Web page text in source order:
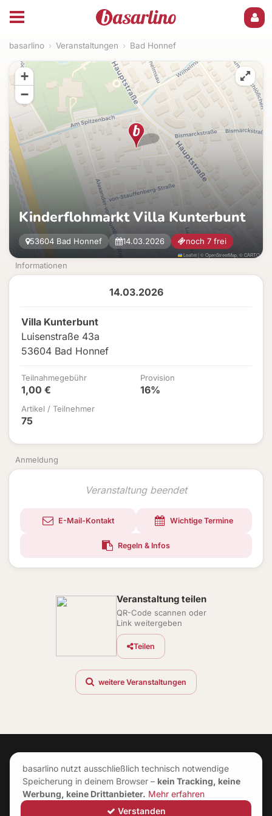
basarlino › Veranstaltungen › Bad Honnef
Informationen
Anmeldung
14.03.2026
Villa Kunterbunt
Luisenstraße 43a
53604 Bad Honnef
Teilnahmegebühr
1,00 €
Provision
16%
Artikel / Teilnehmer
75
Veranstaltung beendet
E-Mail-Kontakt Wichtige Termine
Regeln & Infos
Kinderflohmarkt Villa Kunterbunt
53604 Bad Honnef 14.03.2026 noch 7 frei
+
−
Leaflet| ©OpenStreetMap , ©CARTO
Veranstaltung teilen
QR-Code scannen oder
Link weitergeben
Teilen
weitere Veranstaltungen
basarlino nutzt ausschließlich technisch notwendige
Speicherung in deinem Browser – kein Tracking, keine
Werbung, keine Drittanbieter. Mehr erfahren
Verstanden